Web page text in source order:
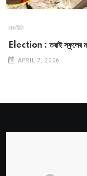
রাজনীতি
Election : তরাই স্কুলের
APRIL 7, 2026